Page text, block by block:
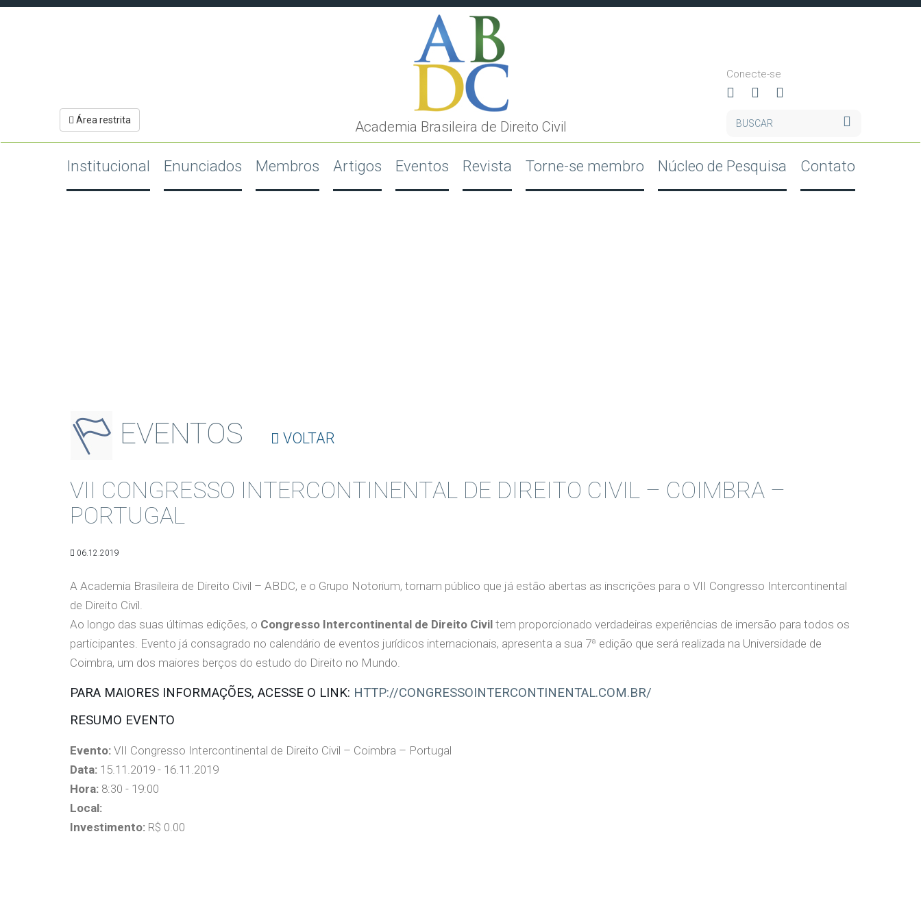
Academia Brasileira de Direito Civil
Área restrita
Conecte-se
Institucional Enunciados Membros Artigos Eventos Revista Torne-se membro Núcleo de Pesquisa Contato
EVENTOS VOLTAR
VII CONGRESSO INTERCONTINENTAL DE DIREITO CIVIL – COIMBRA –
PORTUGAL
06.12.2019
A Academia Brasileira de Direito Civil – ABDC, e o Grupo Notorium, tornam público que já estão abertas as inscrições para o VII Congresso Intercontinental
de Direito Civil.
Ao longo das suas últimas edições, o Congresso Intercontinental de Direito Civil tem proporcionado verdadeiras experiências de imersão para todos os
participantes. Evento já consagrado no calendário de eventos jurídicos internacionais, apresenta a sua 7ª edição que será realizada na Universidade de
Coimbra, um dos maiores berços do estudo do Direito no Mundo.
PARA MAIORES INFORMAÇÕES, ACESSE O LINK: HTTP://CONGRESSOINTERCONTINENTAL.COM.BR/
RESUMO EVENTO
Evento: VII Congresso Intercontinental de Direito Civil – Coimbra – Portugal
Data: 15.11.2019 - 16.11.2019
Hora: 8:30 - 19:00
Local:
Investimento: R$ 0.00